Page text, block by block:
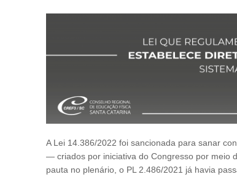
A Lei 14.386/2022 foi sancionada para sanar
— criados por iniciativa do Congresso por meio
pauta no plenário, o PL 2.486/2021 já havia